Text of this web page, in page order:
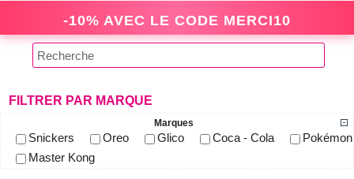
-10% AVEC LE CODE MERCI10
FILTRER PAR MARQUE
Marques
Snickers Oreo Glico Coca - Cola
Pokémon
Master Kong